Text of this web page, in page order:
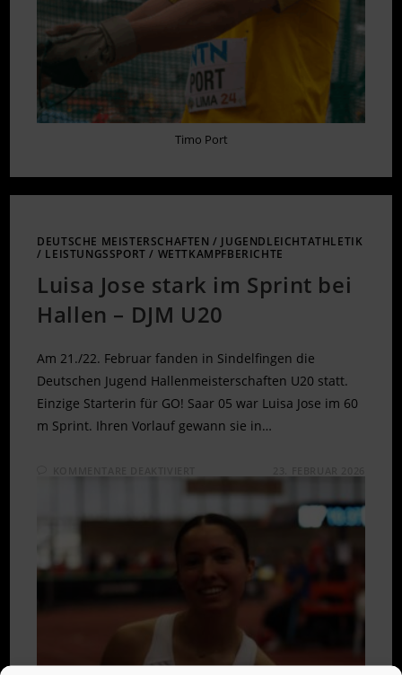
Timo Port
DEUTSCHE MEISTERSCHAFTEN / JUGENDLEICHTATHLETIK
/ LEISTUNGSSPORT / WETTKAMPFBERICHTE
Luisa Jose stark im Sprint bei
Hallen – DJM U20
Am 21./22. Februar fanden in Sindelfingen die
Deutschen Jugend Hallenmeisterschaften U20 statt.
Einzige Starterin für GO! Saar 05 war Luisa Jose im 60
m Sprint. Ihren Vorlauf gewann sie in…
LUISA
JOSE
IM
SPRINT
HALLEN
DJM
U20